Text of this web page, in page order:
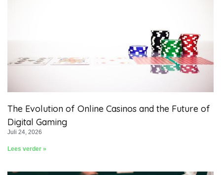
The Evolution of Online Casinos and the Future of
Digital Gaming
Juli 24, 2026
Lees verder »